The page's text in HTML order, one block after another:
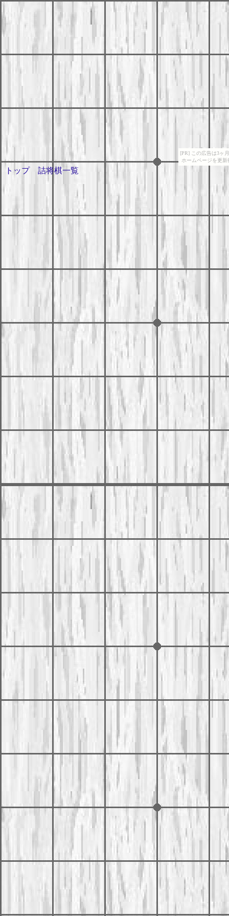
[PR] この広告は3ヶ
ホームページを更
トップ 詰将棋一覧